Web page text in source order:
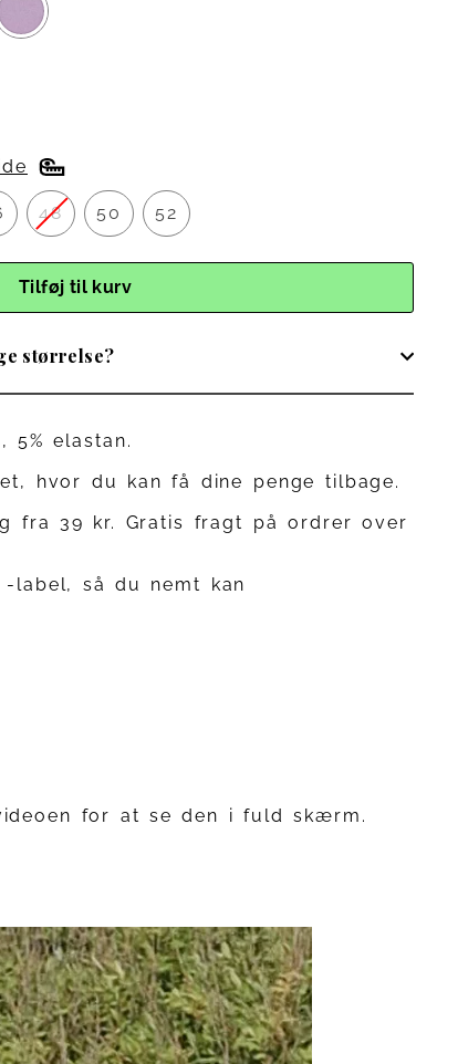
48 50 52
Tilføj til kurv
størrelse?
5% elastan.
hvor du kan få dine penge tilbage.
fra 39 kr. Gratis fragt på ordrer over
label, så du nemt kan
for at se den i fuld skærm.